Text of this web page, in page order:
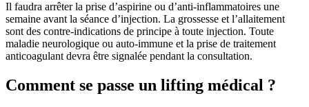
Il faudra arrêter la prise d’aspirine ou d’anti-inflammatoires une
semaine avant la séance d’injection. La grossesse et l’allaitement
sont des contre-indications de principe à toute injection. Toute
maladie neurologique ou auto-immune et la prise de traitement
anticoagulant devra être signalée pendant la consultation.
Comment se passe un lifting médical ?